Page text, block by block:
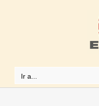
Ir a...